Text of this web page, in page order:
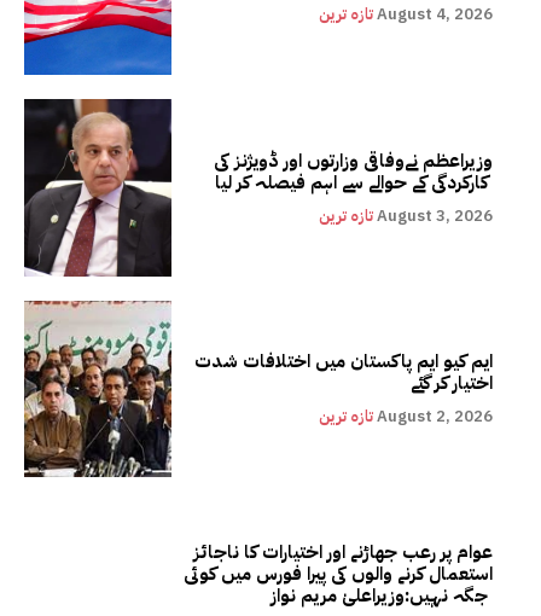
تازہ ترینAugust 4, 2026
وزیراعظم نےوفاقی وزارتوں اور ڈویژنز کی
کارکردگی کے حوالے سے اہم فیصلہ کر لیا
تازہ ترینAugust 3, 2026
ایم کیو ایم پاکستان میں اختلافات شدت
اختیار کر گئے
تازہ ترینAugust 2, 2026
عوام پر رعب جھاڑنے اور اختیارات کا ناجائز
استعمال کرنے والوں کی پیرا فورس میں کوئی